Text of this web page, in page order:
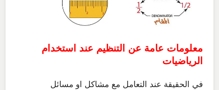
معلومات عامة عن التنظيم عند استخدام
الرياضيات
في الحقيقة عند التعامل مع مشاكل او مسائل